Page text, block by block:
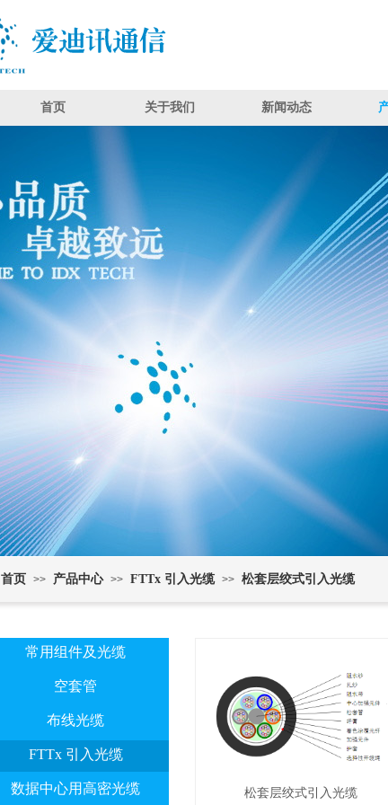
首页 关于我们 新闻动态
首页 >> 产品中心 >> FTTx 引入光缆 >> 松套层绞式引入光缆
常用组件及光缆
空套管
布线光缆
FTTx 引入光缆
数据中心用高密光缆 松套层绞式引入光缆